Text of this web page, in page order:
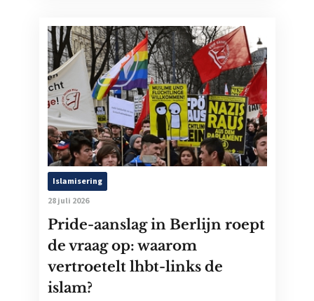
Islamisering
28 juli 2026
Pride-aanslag in Berlijn roept
de vraag op: waarom
vertroetelt lhbt-links de
islam?